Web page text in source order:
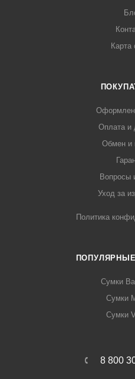
Карта
Оплата и
Обмен и
Вопросы
Уход за
Политика
Сумки
Сумки
Сумки
8 800